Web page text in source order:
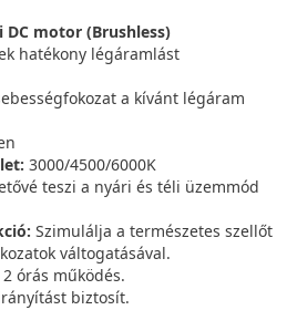
DC motor (Brushless)
hatékony légáramlást
a kívánt légáram
3000/4500/6000K
teszi a nyári és téli üzemmód
Szimulálja a természetes szellőt
váltogatásával.
órás működés.
biztosít.